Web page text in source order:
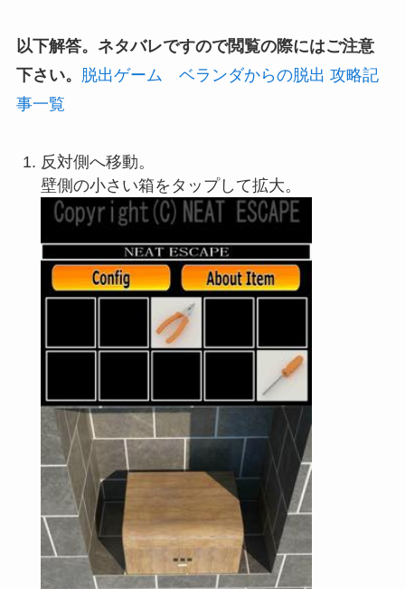
以下解答。ネタバレですので閲覧の際にはご注意
下さい。 脱出ゲーム ベランダからの脱出 攻略記
事一覧
反対側へ移動。
壁側の小さい箱をタップして拡大。